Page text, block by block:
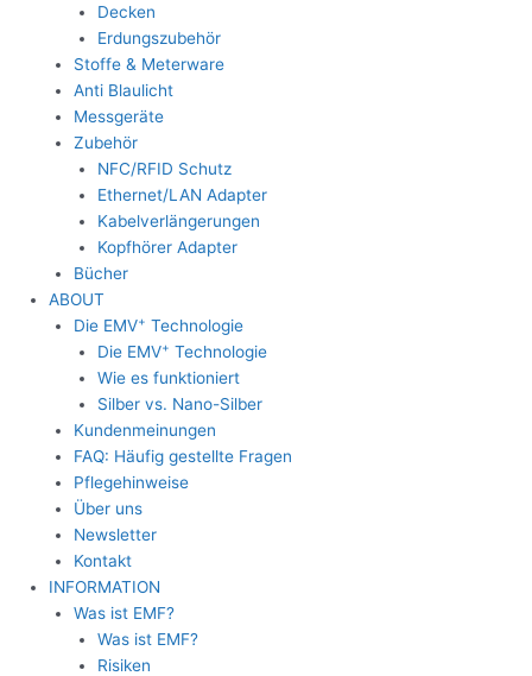
Decken
Erdungszubehör
Stoffe & Meterware
Anti Blaulicht
Messgeräte
Zubehör
NFC/RFID Schutz
Ethernet/LAN Adapter
Kabelverlängerungen
Kopfhörer Adapter
Bücher
ABOUT
Die EMV+ Technologie
Die EMV+ Technologie
Wie es funktioniert
Silber vs. Nano-Silber
Kundenmeinungen
FAQ: Häufig gestellte Fragen
Pflegehinweise
Über uns
Newsletter
Kontakt
INFORMATION
Was ist EMF?
Was ist EMF?
Risiken